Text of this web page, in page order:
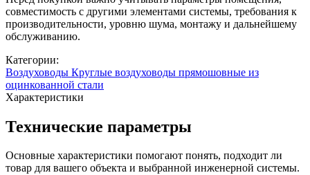
совместимость с другими элементами системы, требования к
производительности, уровню шума, монтажу и дальнейшему
обслуживанию.
Категории:
Воздуховоды Круглые воздуховоды прямошовные из
оцинкованной стали
Характеристики
Технические параметры
Основные характеристики помогают понять, подходит ли
товар для вашего объекта и выбранной инженерной системы.